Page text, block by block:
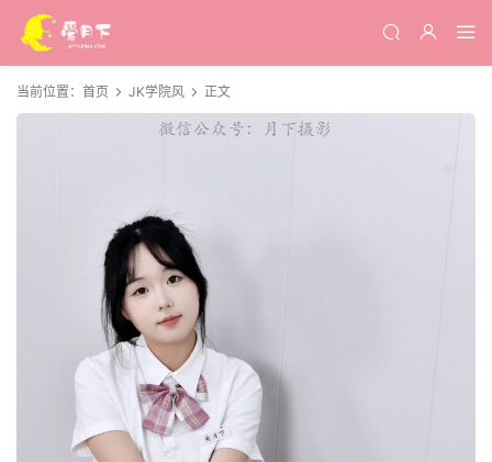
当前位置： 首页 JK学院风 正文